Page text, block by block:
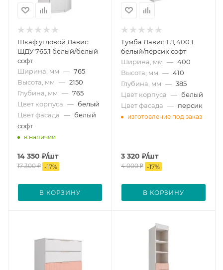
Шкаф угловой Лавис
ШДУ 765.1 белый/белый
софт
Ширина, мм — 765
Высота, мм — 2150
Глубина, мм — 765
Цвет корпуса — белый
Цвет фасада — белый
софт
в наличии
14 350 ₽/шт
17 300₽ -17%
В КОРЗИНУ
Тумба Лавис ТД 400.1
белый/персик софт
Ширина, мм — 400
Высота, мм — 410
Глубина, мм — 385
Цвет корпуса — белый
Цвет фасада — персик
изготовление под заказ
3 320 ₽/шт
4 000₽ -17%
В КОРЗИНУ